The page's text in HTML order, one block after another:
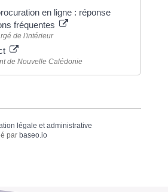
en ligne : réponse
fréquentes
de l'intérieur
de Nouvelle Calédonie
légale et administrative
par baseo.io